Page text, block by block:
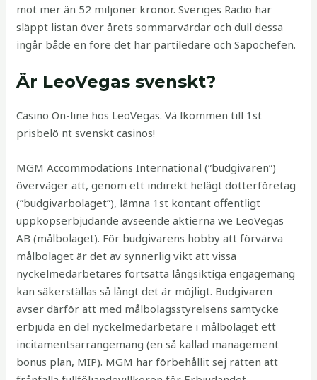
mot mer än 52 miljoner kronor. Sveriges Radio har
släppt listan över årets sommarvärdar och dull dessa
ingår både en före det här partiledare och Säpochefen.
Är LeoVegas svenskt?
Casino On-line hos LeoVegas. Vä lkommen till 1st
prisbelö nt svenskt casinos!
MGM Accommodations International (”budgivaren”)
överväger att, genom ett indirekt helägt dotterföretag
(”budgivarbolaget”), lämna 1st kontant offentligt
uppköpserbjudande avseende aktierna we LeoVegas
AB (målbolaget). För budgivarens hobby att förvärva
målbolaget är det av synnerlig vikt att vissa
nyckelmedarbetares fortsatta långsiktiga engagemang
kan säkerställas så långt det är möjligt. Budgivaren
avser därför att med målbolagsstyrelsens samtycke
erbjuda en del nyckelmedarbetare i målbolaget ett
incitamentsarrangemang (en så kallad management
bonus plan, MIP). MGM har förbehållit sej rätten att